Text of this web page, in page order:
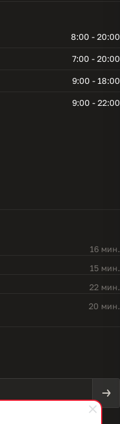
8:00 - 20:00
7:00 - 20:00
9:00 - 18:00
9:00 - 22:00
16 мин.
15 мин.
22 мин.
20 мин.